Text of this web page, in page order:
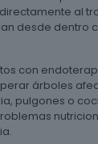
al
desde dentro
con
árboles
pulgones o